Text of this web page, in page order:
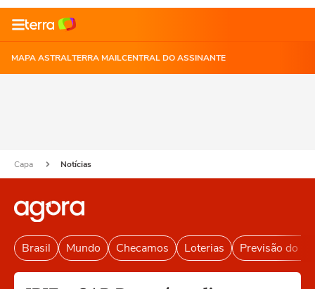
MAPA ASTRALTERRA MAILCENTRAL DO ASSINANTE
Capa Notícias
Brasil Mundo Checamos Loterias Previsão do